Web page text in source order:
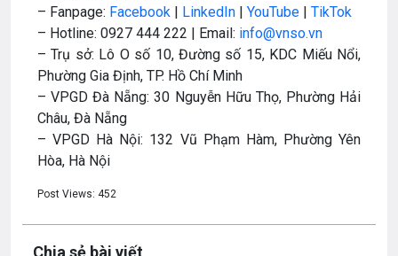
– Fanpage: Facebook | LinkedIn | YouTube | TikTok
– Hotline: 0927 444 222 | Email: info@vnso.vn
– Trụ sở: Lô O số 10, Đường số 15, KDC Miếu Nổi,
Phường Gia Định, TP. Hồ Chí Minh
– VPGD Đà Nẵng: 30 Nguyễn Hữu Thọ, Phường Hải
Châu, Đà Nẵng
– VPGD Hà Nội: 132 Vũ Phạm Hàm, Phường Yên
Hòa, Hà Nội
Post Views: 452
Chia sẻ bài viết